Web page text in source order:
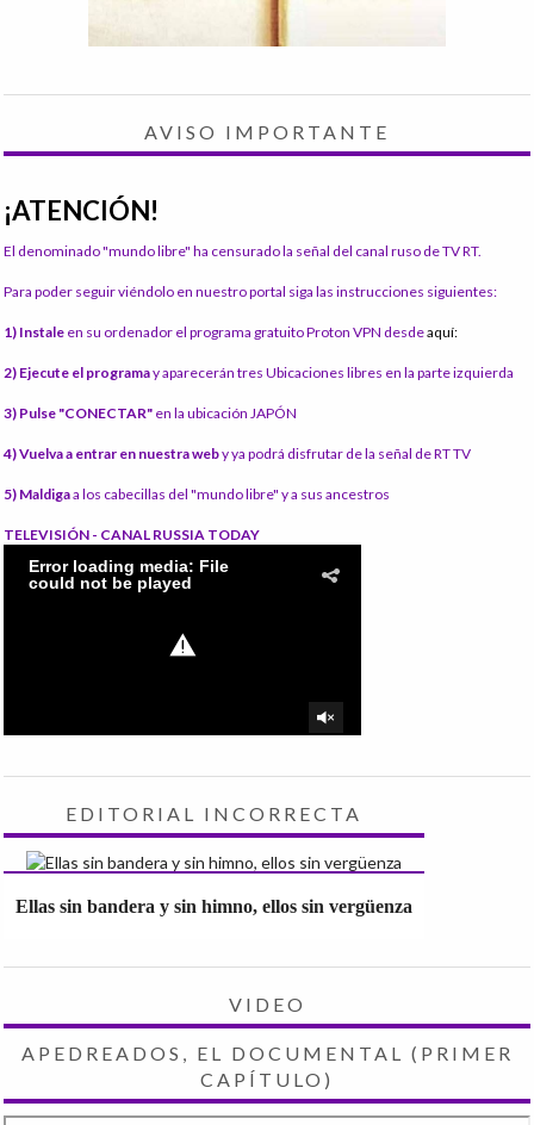
AVISO IMPORTANTE
¡ATENCIÓN!
El denominado "mundo libre" ha censurado la señal del canal ruso de TV RT.
Para poder seguir viéndolo en nuestro portal siga las instrucciones siguientes:
1) Instale en su ordenador el programa gratuito Proton VPN desdeaquí:
2) Ejecute el programay aparecerán tres Ubicaciones libres en la parte izquierda
3) Pulse "CONECTAR" en la ubicación JAPÓN
4) Vuelva a entrar en nuestra weby ya podrá disfrutar de la señal de RT TV
5) Maldigaa los cabecillas del "mundo libre" y a sus ancestros
TELEVISIÓN - CANAL RUSSIA TODAY
EDITORIAL INCORRECTA
Ellas sin bandera y sin himno, ellos sin vergüenza
VIDEO
APEDREADOS, EL DOCUMENTAL (PRIMER
CAPÍTULO)